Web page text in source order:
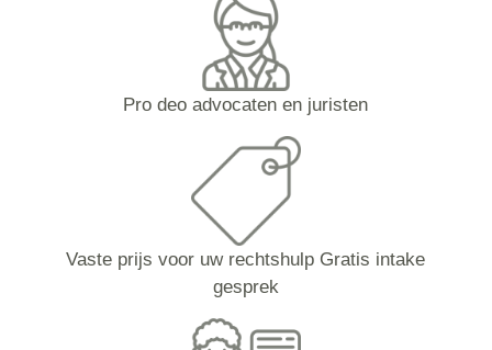
Pro deo advocaten en juristen
Vaste prijs voor uw rechtshulp Gratis intake
gesprek